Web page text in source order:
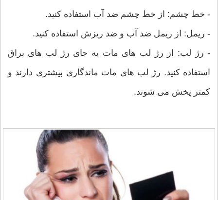
- خط چشم: از خط چشم ضد آب استفاده کنید.
- ریمل: از ریمل ضد آب و ضد ریزش استفاده کنید.
- رژ لب: از رژ لب های مات به جای رژ لب های براق
استفاده کنید. رژ لب های مات ماندگاری بیشتری دارند و
کمتر پخش می شوند.